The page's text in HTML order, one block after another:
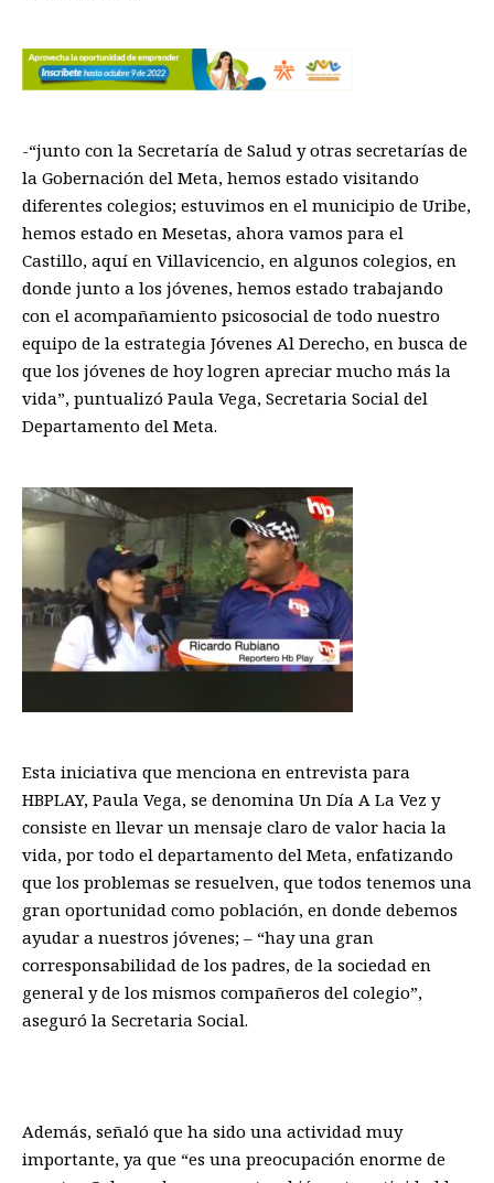
-“junto con la Secretaría de Salud y otras secretarías de
la Gobernación del Meta, hemos estado visitando
diferentes colegios; estuvimos en el municipio de Uribe,
hemos estado en Mesetas, ahora vamos para el
Castillo, aquí en Villavicencio, en algunos colegios, en
donde junto a los jóvenes, hemos estado trabajando
con el acompañamiento psicosocial de todo nuestro
equipo de la estrategia Jóvenes Al Derecho, en busca de
que los jóvenes de hoy logren apreciar mucho más la
vida”, puntualizó Paula Vega, Secretaria Social del
Departamento del Meta.
Esta iniciativa que menciona en entrevista para
HBPLAY, Paula Vega, se denomina Un Día A La Vez y
consiste en llevar un mensaje claro de valor hacia la
vida, por todo el departamento del Meta, enfatizando
que los problemas se resuelven, que todos tenemos una
gran oportunidad como población, en donde debemos
ayudar a nuestros jóvenes; – “hay una gran
corresponsabilidad de los padres, de la sociedad en
general y de los mismos compañeros del colegio”,
aseguró la Secretaria Social.
Además, señaló que ha sido una actividad muy
importante, ya que “es una preocupación enorme de